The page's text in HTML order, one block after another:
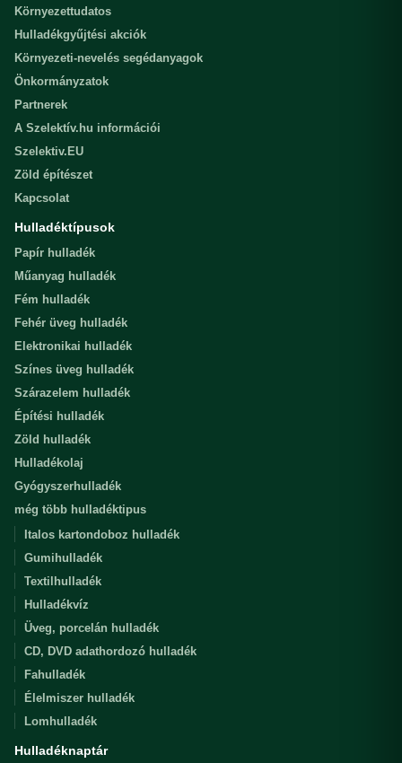
Környezettudatos
Hulladékgyűjtési akciók
Környezeti-nevelés segédanyagok
Önkormányzatok
Partnerek
A Szelektív.hu információi
Szelektiv.EU
Zöld építészet
Kapcsolat
Hulladéktípusok
Papír hulladék
Műanyag hulladék
Fém hulladék
Fehér üveg hulladék
Elektronikai hulladék
Színes üveg hulladék
Szárazelem hulladék
Építési hulladék
Zöld hulladék
Hulladékolaj
Gyógyszerhulladék
még több hulladéktipus
Italos kartondoboz hulladék
Gumihulladék
Textilhulladék
Hulladékvíz
Üveg, porcelán hulladék
CD, DVD adathordozó hulladék
Fahulladék
Élelmiszer hulladék
Lomhulladék
Hulladéknaptár